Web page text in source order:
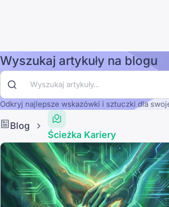
Wyszukaj artykuły na blogu
Odkryj najlepsze wskazówki i sztuczki dla
Blog
Ścieżka Kariery